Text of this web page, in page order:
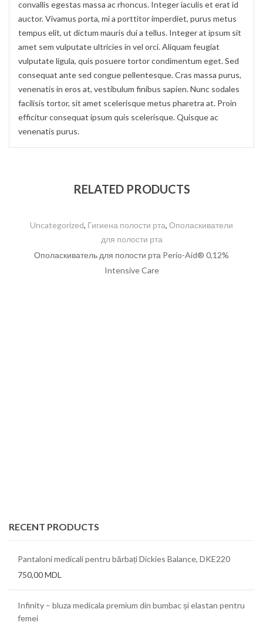
convallis egestas massa ac rhoncus. Integer iaculis et erat id
auctor. Vivamus porta, mi a porttitor imperdiet, purus metus
tempus elit, ut dictum mauris dui a tellus. Integer at ipsum sit
amet sem vulputate ultricies in vel orci. Aliquam feugiat
vulputate ligula, quis posuere tortor condimentum eget. Sed
consequat ante sed congue pellentesque. Cras massa purus,
venenatis in eros at, vestibulum finibus sapien. Nunc sodales
facilisis tortor, sit amet scelerisque metus pharetra at. Proin
efficitur consequat ipsum quis scelerisque. Quisque ac
venenatis purus.
RELATED PRODUCTS
Uncategorized, Гигиена полости рта, Ополаскиватели
для полости рта
Ополаскиватель для полости рта Perio-Aid® 0,12%
Intensive Care
RECENT PRODUCTS
Pantaloni medicali pentru bărbați Dickies Balance, DKE220
750,00MDL
Infinity – bluza medicala premium din bumbac și elastan pentru
femei